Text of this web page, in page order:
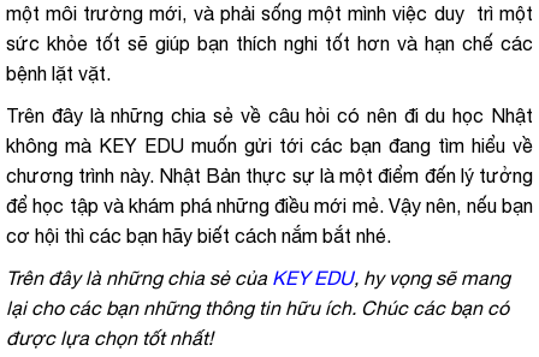
một môi trường mới, và phải sống một mình việc duy trì một
sức khỏe tốt sẽ giúp bạn thích nghi tốt hơn và hạn chế các
bệnh lặt vặt.
Trên đây là những chia sẻ về câu hỏi có nên đi du học Nhật
không mà KEY EDU muốn gửi tới các bạn đang tìm hiểu về
chương trình này. Nhật Bản thực sự là một điểm đến lý tưởng
để học tập và khám phá những điều mới mẻ. Vậy nên, nếu bạn
cơ hội thì các bạn hãy biết cách nắm bắt nhé.
Trên đây là những chia sẻ của KEY EDU, hy vọng sẽ mang
lại cho các bạn những thông tin hữu ích. Chúc các bạn có
được lựa chọn tốt nhất!